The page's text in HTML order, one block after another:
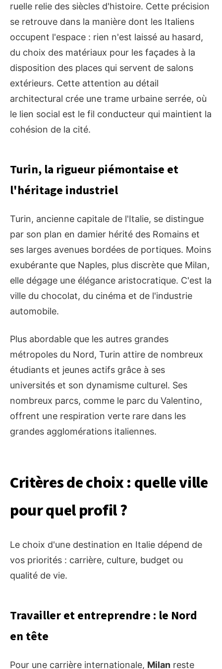
ruelle relie des siècles d'histoire. Cette précision
se retrouve dans la manière dont les Italiens
occupent l'espace : rien n'est laissé au hasard,
du choix des matériaux pour les façades à la
disposition des places qui servent de salons
extérieurs. Cette attention au détail
architectural crée une trame urbaine serrée, où
le lien social est le fil conducteur qui maintient la
cohésion de la cité.
Turin, la rigueur piémontaise et
l'héritage industriel
Turin, ancienne capitale de l'Italie, se distingue
par son plan en damier hérité des Romains et
ses larges avenues bordées de portiques. Moins
exubérante que Naples, plus discrète que Milan,
elle dégage une élégance aristocratique. C'est la
ville du chocolat, du cinéma et de l'industrie
automobile.
Plus abordable que les autres grandes
métropoles du Nord, Turin attire de nombreux
étudiants et jeunes actifs grâce à ses
universités et son dynamisme culturel. Ses
nombreux parcs, comme le parc du Valentino,
offrent une respiration verte rare dans les
grandes agglomérations italiennes.
Critères de choix : quelle ville
pour quel profil ?
Le choix d'une destination en Italie dépend de
vos priorités : carrière, culture, budget ou
qualité de vie.
Travailler et entreprendre : le Nord
en tête
Pour une carrière internationale, Milan reste